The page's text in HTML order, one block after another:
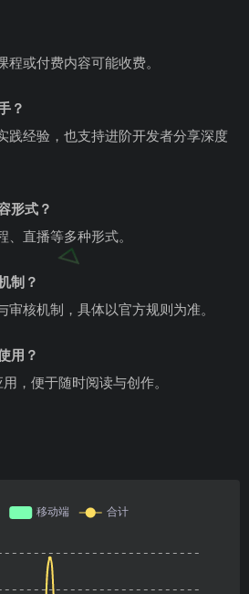
或付费内容可能收费。
？
践经验，也支持进阶开发者分享深度
形式？
直播等多种形式。
制？
核机制，具体以官方规则为准。
用？
，便于随时阅读与创作。